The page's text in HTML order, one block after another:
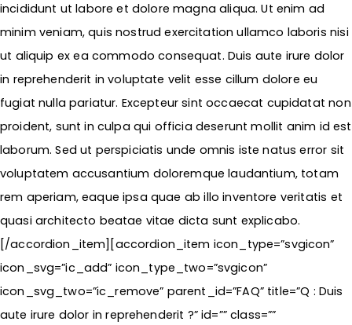
incididunt ut labore et dolore magna aliqua. Ut enim ad
minim veniam, quis nostrud exercitation ullamco laboris nisi
ut aliquip ex ea commodo consequat. Duis aute irure dolor
in reprehenderit in voluptate velit esse cillum dolore eu
fugiat nulla pariatur. Excepteur sint occaecat cupidatat non
proident, sunt in culpa qui officia deserunt mollit anim id est
laborum. Sed ut perspiciatis unde omnis iste natus error sit
voluptatem accusantium doloremque laudantium, totam
rem aperiam, eaque ipsa quae ab illo inventore veritatis et
quasi architecto beatae vitae dicta sunt explicabo.
[/accordion_item][accordion_item icon_type=”svgicon”
icon_svg=”ic_add” icon_type_two=”svgicon”
icon_svg_two=”ic_remove” parent_id=”FAQ” title=”Q : Duis
aute irure dolor in reprehenderit ?” id=”” class=””